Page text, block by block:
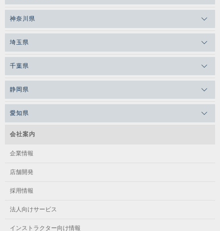
神奈川県
埼玉県
千葉県
静岡県
愛知県
会社案内
企業情報
店舗開発
採用情報
法人向けサービス
インストラクター向け情報